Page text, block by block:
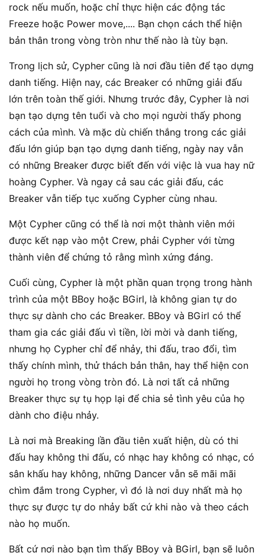
rock nếu muốn, hoặc chỉ thực hiện các động tác
Freeze hoặc Power move,.... Bạn chọn cách thể hiện
bản thân trong vòng tròn như thế nào là tùy bạn.
Trong lịch sử, Cypher cũng là nơi đầu tiên để tạo dựng
danh tiếng. Hiện nay, các Breaker có những giải đấu
lớn trên toàn thế giới. Nhưng trước đây, Cypher là nơi
bạn tạo dựng tên tuổi và cho mọi người thấy phong
cách của mình. Và mặc dù chiến thắng trong các giải
đấu lớn giúp bạn tạo dựng danh tiếng, ngày nay vẫn
có những Breaker được biết đến với việc là vua hay nữ
hoàng Cypher. Và ngay cả sau các giải đấu, các
Breaker vẫn tiếp tục xuống Cypher cùng nhau.
Một Cypher cũng có thể là nơi một thành viên mới
được kết nạp vào một Crew, phải Cypher với từng
thành viên để chứng tỏ rằng mình xứng đáng.
Cuối cùng, Cypher là một phần quan trọng trong hành
trình của một BBoy hoặc BGirl, là không gian tự do
thực sự dành cho các Breaker. BBoy và BGirl có thể
tham gia các giải đấu vì tiền, lời mời và danh tiếng,
nhưng họ Cypher chỉ để nhảy, thi đấu, trao đổi, tìm
thấy chính mình, thử thách bản thân, hay thể hiện con
người họ trong vòng tròn đó. Là nơi tất cả những
Breaker thực sự tụ họp lại để chia sẻ tình yêu của họ
dành cho điệu nhảy.
Là nơi mà Breaking lần đầu tiên xuất hiện, dù có thi
đấu hay không thi đấu, có nhạc hay không có nhạc, có
sân khấu hay không, những Dancer vẫn sẽ mãi mãi
chìm đắm trong Cypher, vì đó là nơi duy nhất mà họ
thực sự được tự do nhảy bất cứ khi nào và theo cách
nào họ muốn.
Bất cứ nơi nào bạn tìm thấy BBoy và BGirl, bạn sẽ luôn